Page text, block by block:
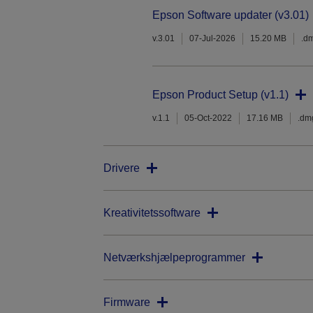
Epson Software updater (v3.01)
v.3.01 07-Jul-2026 15.20 MB
Epson Product Setup (v1.1)
v.1.1 05-Oct-2022 17.16 MB
Drivere
Kreativitetssoftware
Netværkshjælpeprogrammer
Firmware